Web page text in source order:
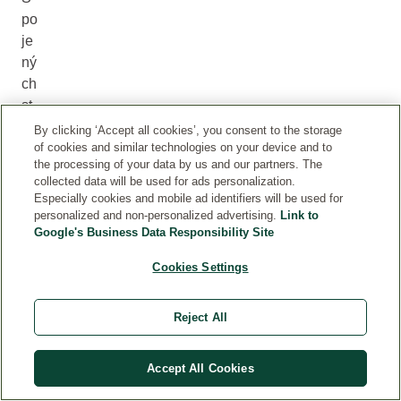
po
je
ný
ch
st
ter
mí
ek
By clicking ‘Accept all cookies’, you consent to the storage
of cookies and similar technologies on your device and to
the processing of your data by us and our partners. The
collected data will be used for ads personalization.
Especially cookies and mobile ad identifiers will be used for
personalized and non-personalized advertising. Link to
Google's Business Data Responsibility Site
Cookies Settings
Reject All
Accept All Cookies